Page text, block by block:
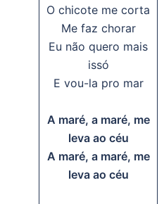
O chicote me corta
Me faz chorar
Eu não quero mais
issó
E vou-la pro mar
A maré, a maré, me
leva ao céu
A maré, a maré, me
leva ao céu